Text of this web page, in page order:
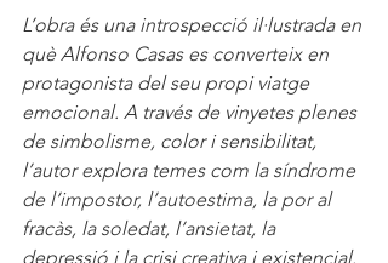
L’obra és una introspecció il·lustrada en
què Alfonso Casas es converteix en
protagonista del seu propi viatge
emocional. A través de vinyetes plenes
de simbolisme, color i sensibilitat,
l’autor explora temes com la síndrome
de l’impostor, l’autoestima, la por al
fracàs, la soledat, l’ansietat, la
depressió i la crisi creativa i existencial.